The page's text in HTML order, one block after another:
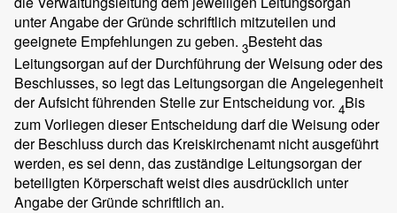
unter Angabe der Gründe schriftlich mitzuteilen und
geeignete Empfehlungen zu geben. 3Besteht das
Leitungsorgan auf der Durchführung der Weisung oder des
Beschlusses, so legt das Leitungsorgan die Angelegenheit
der Aufsicht führenden Stelle zur Entscheidung vor. 4Bis
zum Vorliegen dieser Entscheidung darf die Weisung oder
der Beschluss durch das Kreiskirchenamt nicht ausgeführt
werden, es sei denn, das zuständige Leitungsorgan der
beteiligten Körperschaft weist dies ausdrücklich unter
Angabe der Gründe schriftlich an.